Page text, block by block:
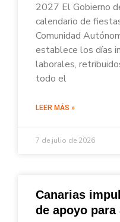
2027 El Gobierno
calendario de
Comunidad
establece los días
laborales,
todo el
LEER MÁS »
7 de julio de 2026
Canarias
de apoyo